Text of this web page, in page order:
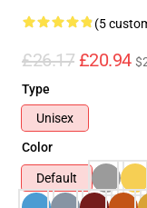
(5
£26.17 £20.94
Type
Unisex
Color
Default